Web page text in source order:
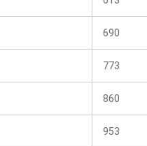
690
773
860
953